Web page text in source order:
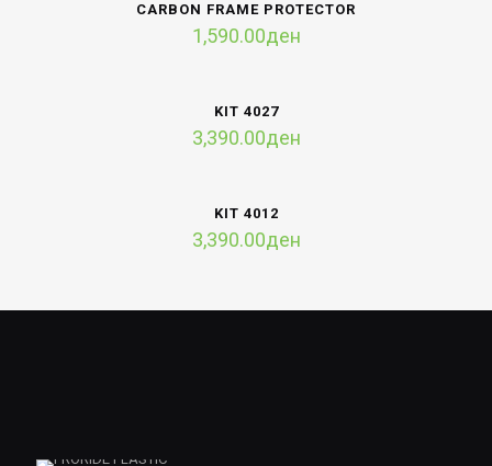
CARBON FRAME PROTECTOR
1,590.00ден
KIT 4027
3,390.00ден
KIT 4012
3,390.00ден